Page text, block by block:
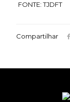
FONTE: TJDFT
Compartilhar